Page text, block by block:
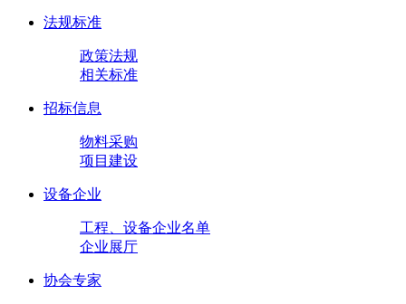
法规标准
政策法规
相关标准
招标信息
物料采购
项目建设
设备企业
工程、设备企业名单
企业展厅
协会专家